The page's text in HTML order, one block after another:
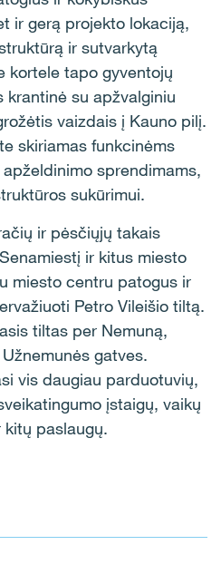
ir gerą projekto lokaciją,
ir sutvarkytą
kortele tapo gyventojų
krantinė su apžvalginiu
vaizdais į Kauno pilį.
skiriamas funkcinėms
sprendimams,
sukūrimui.
ir pėsčiųjų takais
ir kitus miesto
miesto centru patogus ir
Petro Vileišio tiltą.
tiltas per Nemuną,
gatves.
vis daugiau parduotuvių,
įstaigų, vaikų
paslaugų.